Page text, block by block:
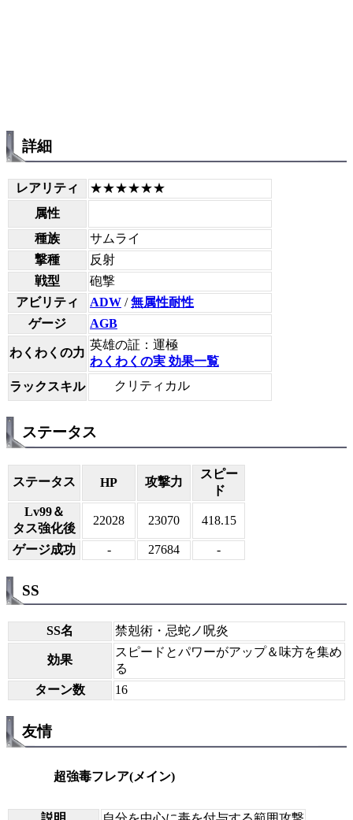
詳細
レアリティ
★★★★★★
属性
種族
サムライ
撃種
反射
戦型
砲撃
アビリティ
ADW /無属性耐性
ゲージ
AGB
わくわくの力
英雄の証：運極
わくわくの実 効果一覧
ラックスキル
クリティカル
ステータス
ステータス HP 攻撃力
スピー
ド
Lv99＆
タス強化後
22028 23070 418.15
ゲージ成功 - 27684 -
SS
SS名 禁剋術・忌蛇ノ呪炎
効果
スピードとパワーがアップ＆味方を集め
る
ターン数
16
友情
超強毒フレア(メイン)